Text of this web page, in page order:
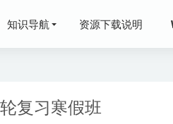
知识导航 资源下载说明
复习寒假班